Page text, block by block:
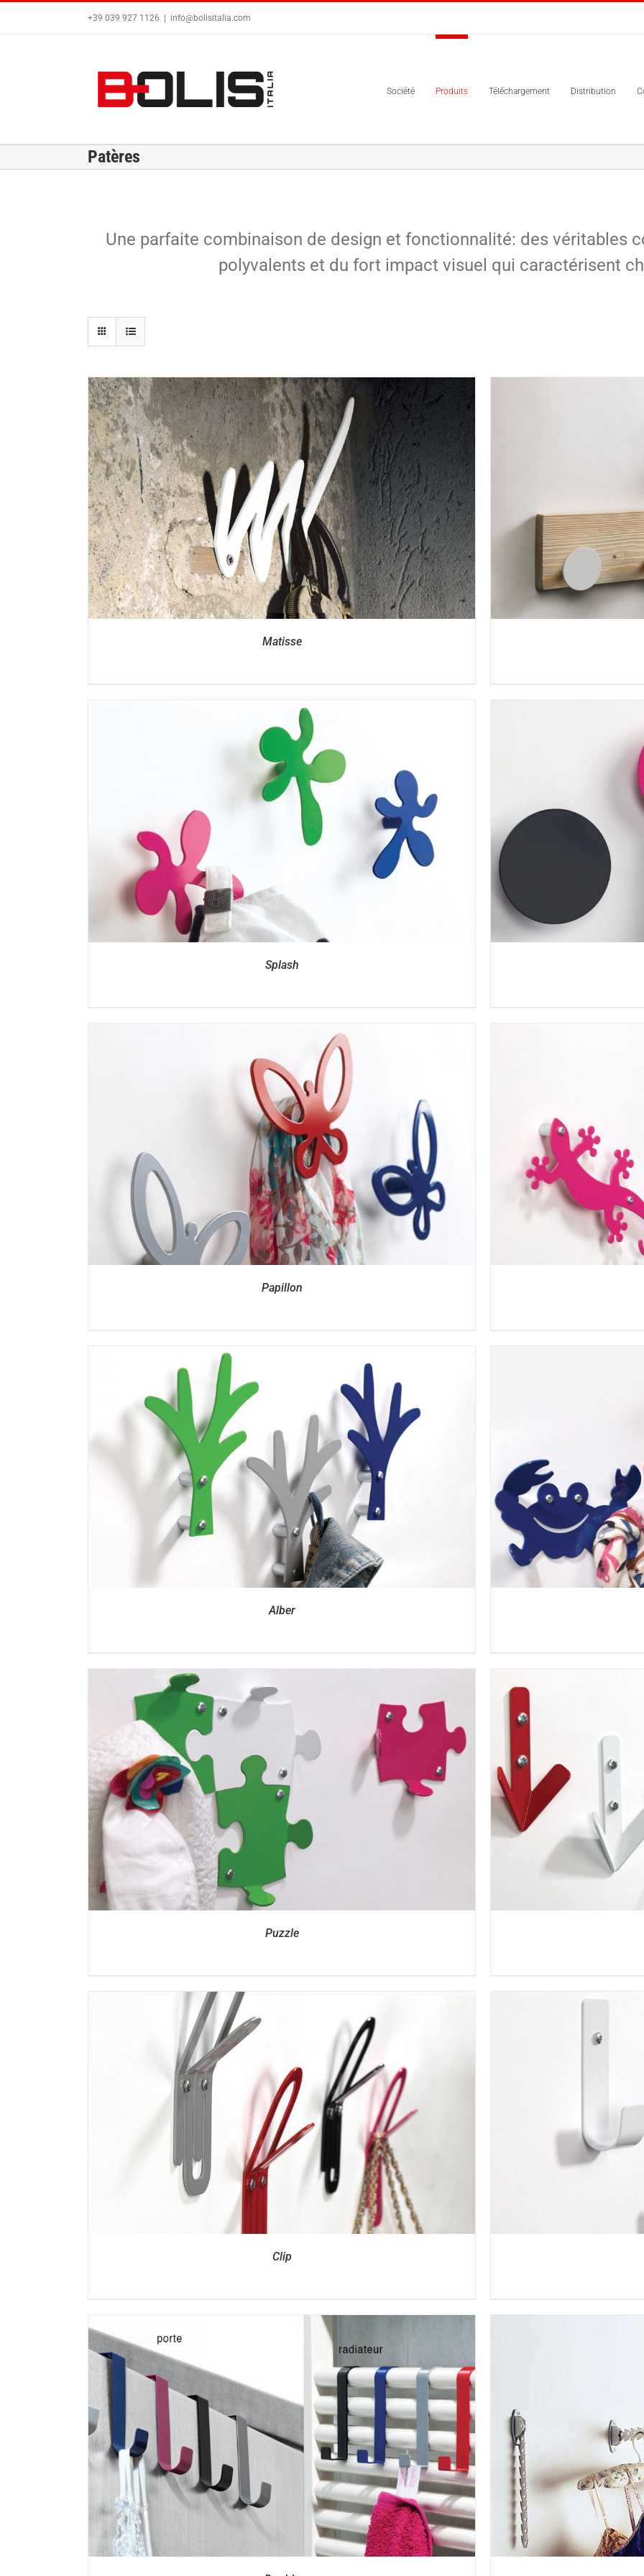
contenu
+39 039 927 1126 info@bolisitalia.com
Société Produits Téléchargement Distribution
Patères
Une parfaite combinaison de design et fonctionnalité: des véritables
polyvalents et du fort impact visuel qui caractérisent
Matisse
DÉTAILS
Splash
DÉTAILS
Papillon
DÉTAILS
Alber
DÉTAILS
Puzzle
DÉTAILS
Clip
DÉTAILS
DÉTAILS